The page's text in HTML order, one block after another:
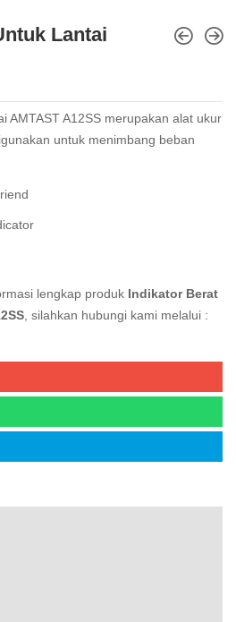
Lantai
AMTAST A12SS merupakan alat ukur
untuk menimbang beban
lengkap produk Indikator Berat
, silahkan hubungi kami melalui :